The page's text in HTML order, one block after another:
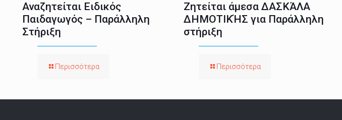
Αναζητείται Ειδικός
Παιδαγωγός – Παράλληλη
Στήριξη
Περισσότερα
Ζητείται άμεσα ΔΑΣΚΆΛΑ
ΔΗΜΟΤΙΚΉΣ για Παράλληλη
στήριξη
Περισσότερα